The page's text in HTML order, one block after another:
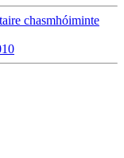
chasmhóiminte